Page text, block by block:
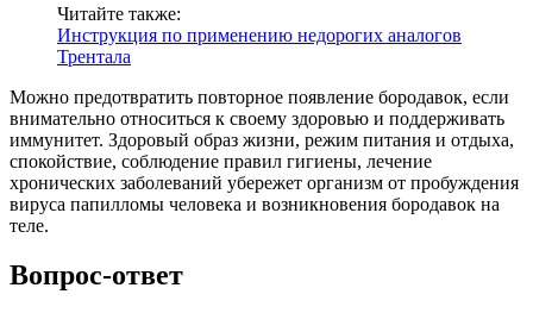
Читайте также:
Инструкция по применению недорогих аналогов
Трентала
Можно предотвратить повторное появление бородавок, если
внимательно относиться к своему здоровью и поддерживать
иммунитет. Здоровый образ жизни, режим питания и отдыха,
спокойствие, соблюдение правил гигиены, лечение
хронических заболеваний убережет организм от пробуждения
вируса папилломы человека и возникновения бородавок на
теле.
Вопрос-ответ